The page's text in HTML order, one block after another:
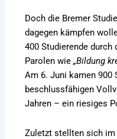
Doch die Bremer
dagegen kämpfen
400 Studierende
Parolen wie„Bildung
Am 6. Juni kamen 900
beschlussfähigen
Jahren – ein riesiges
Zuletzt stellten sich